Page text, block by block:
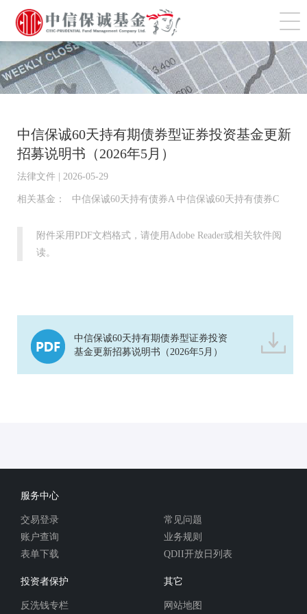
切
中信保诚60天持有期债券型证券投资基金更新
招募说明书（2026年5月）
法律文件 | 2026-05-29
相关基金： 中信保诚60天持有债券A 中信保诚60天持有债券C
附件采用PDF文档格式，请使用Adobe Reader或相关软件阅
读。
中信保诚60天持有期债券型证券投资
基金更新招募说明书（2026年5月）
服务中心
交易登录
账户查询
表单下载
常见问题
业务规则
QDII开放日列表
投资者保护
反洗钱专栏
其它
网站地图